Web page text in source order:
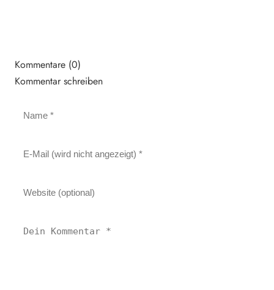
Kommentare (0)
Kommentar schreiben